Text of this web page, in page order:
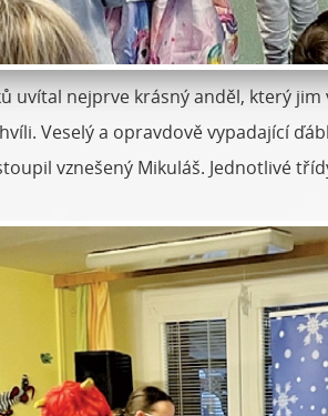
uvítal nejprve krásný anděl, který
Veselý a opravdově vypadající
vznešený Mikuláš. Jednotlivé